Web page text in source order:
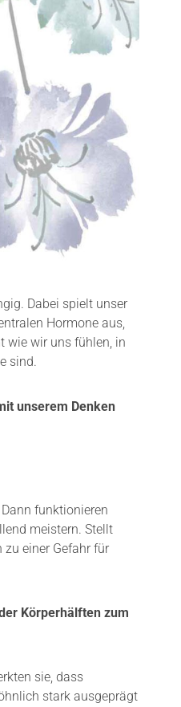
Dabei spielt unser
Hormone aus,
wie wir uns fühlen, in
sind.
unserem Denken
funktionieren
meistern. Stellt
einer Gefahr für
Körperhälften zum
sie, dass
stark ausgeprägt